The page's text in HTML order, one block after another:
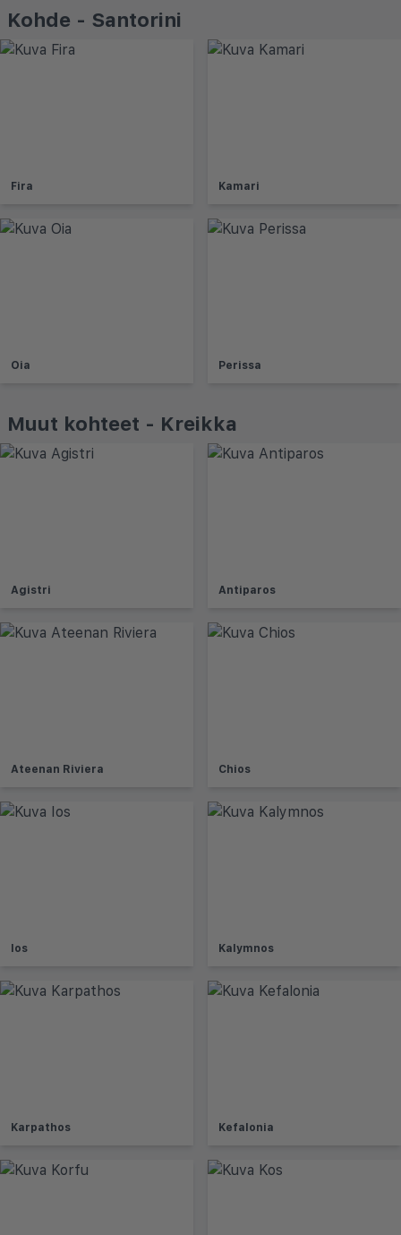
Kohde - Santorini
Fira Kamari
Oia Perissa
Muut kohteet - Kreikka
Agistri Antiparos
Ateenan Riviera Chios
Ios Kalymnos
Karpathos Kefalonia